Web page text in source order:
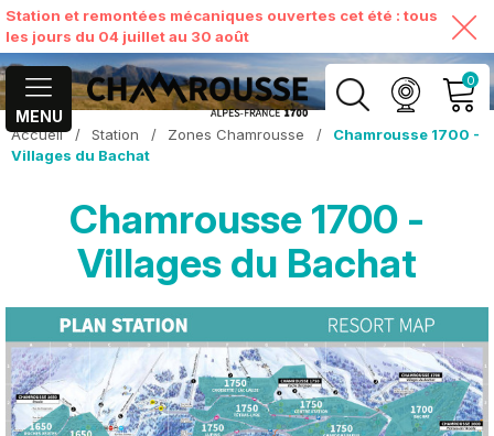
Station et remontées mécaniques ouvertes cet été : tous
les jours du 04 juillet au 30 août
MENU
0
MON COMPTE
VOIR MON PANIER
Accueil / Station / Zones Chamrousse /
Chamrousse 1700 -
Villages du Bachat
Chamrousse 1700 -
Villages du Bachat